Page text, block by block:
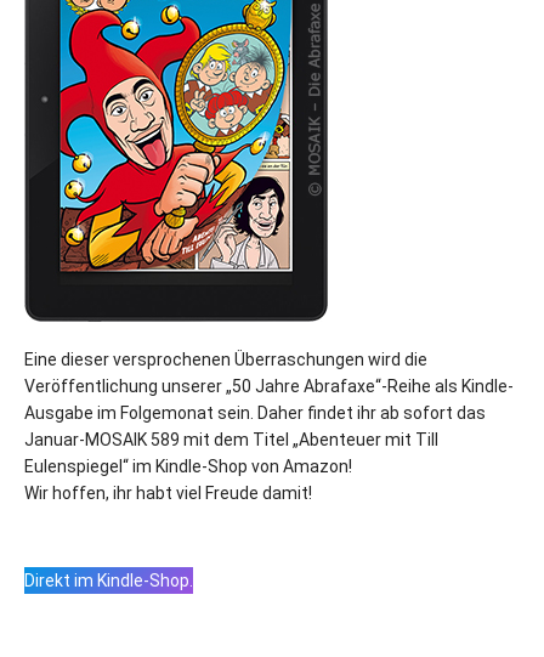
Eine dieser versprochenen Überraschungen wird die
Veröffentlichung unserer „50 Jahre Abrafaxe“-Reihe als Kindle-
Ausgabe im Folgemonat sein. Daher findet ihr ab sofort das
Januar-MOSAIK 589 mit dem Titel „Abenteuer mit Till
Eulenspiegel“ im Kindle-Shop von Amazon!
Wir hoffen, ihr habt viel Freude damit!
Direkt im Kindle-Shop.